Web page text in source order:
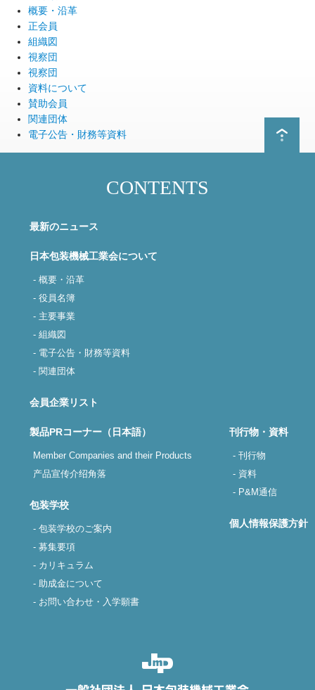
概要・沿革
正会員
組織図
視察団
視察団
資料について
賛助会員
関連団体
電子公告・財務等資料
CONTENTS
最新のニュース
日本包装機械工業会について
- 概要・沿革
- 役員名簿
- 主要事業
- 組織図
- 電子公告・財務等資料
- 関連団体
会員企業リスト
製品PRコーナー（日本語）
Member Companies and their Products
产品宣传介绍角落
包装学校
- 包装学校のご案内
- 募集要項
- カリキュラム
- 助成金について
- お問い合わせ・入学願書
刊行物・資料
- 刊行物
- 資料
- P&M通信
個人情報保護方針